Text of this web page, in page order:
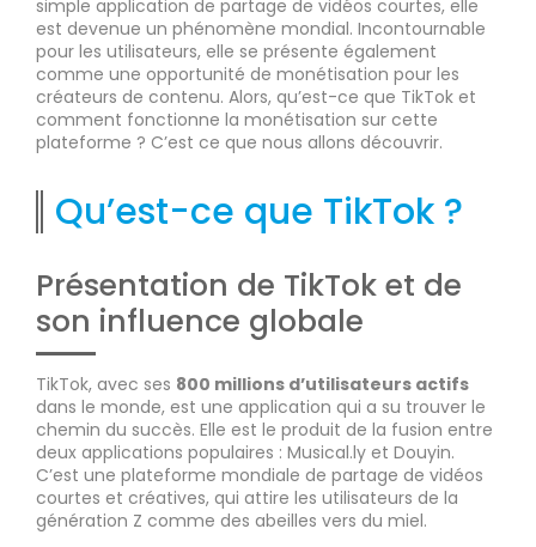
simple application de partage de vidéos courtes, elle
est devenue un phénomène mondial. Incontournable
pour les utilisateurs, elle se présente également
comme une opportunité de monétisation pour les
créateurs de contenu. Alors, qu’est-ce que TikTok et
comment fonctionne la monétisation sur cette
plateforme ? C’est ce que nous allons découvrir.
Qu’est-ce que TikTok ?
Présentation de TikTok et de
son influence globale
TikTok, avec ses 800 millions d’utilisateurs actifs
dans le monde, est une application qui a su trouver le
chemin du succès. Elle est le produit de la fusion entre
deux applications populaires : Musical.ly et Douyin.
C’est une plateforme mondiale de partage de vidéos
courtes et créatives, qui attire les utilisateurs de la
génération Z comme des abeilles vers du miel.